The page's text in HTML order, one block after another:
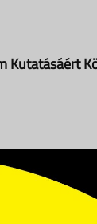
Kutatásáért